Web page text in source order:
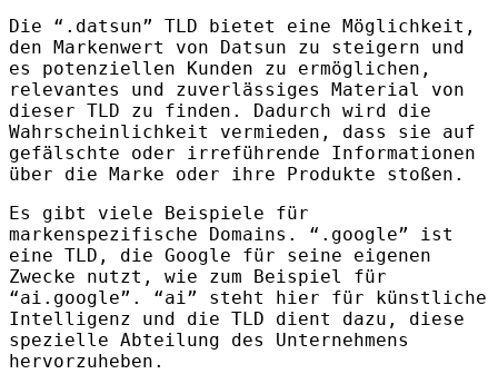
Die “.datsun” TLD bietet eine Möglichkeit,
den Markenwert von Datsun zu steigern und
es potenziellen Kunden zu ermöglichen,
relevantes und zuverlässiges Material von
dieser TLD zu finden. Dadurch wird die
Wahrscheinlichkeit vermieden, dass sie auf
gefälschte oder irreführende Informationen
über die Marke oder ihre Produkte stoßen.
Es gibt viele Beispiele für
markenspezifische Domains. “.google” ist
eine TLD , die Google für seine eigenen
Zwecke nutzt, wie zum Beispiel für
“ai.google”. “ai” steht hier für künstliche
Intelligenz und die TLD dient dazu, diese
spezielle Abteilung des Unternehmens
hervorzuheben.